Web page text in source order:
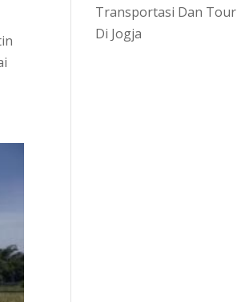
Transportasi Dan Tour
Di Jogja